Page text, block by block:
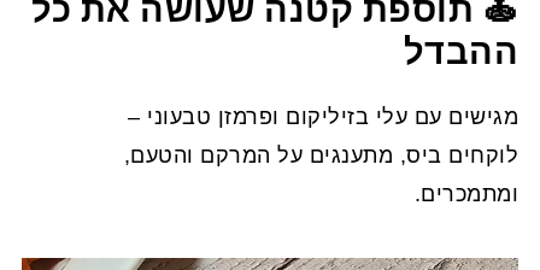
🍝 תוספת קטנה שעושה את כל
ההבדל
מגישים עם עלי בזיליקום ופרמזן טבעוני –
לוקחים ביס, מתענגים על המרקם והטעם,
ומתמכרים.